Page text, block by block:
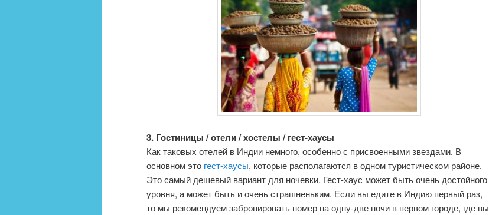
3. Гостиницы / отели / хостелы / гест-хаусы
Как таковых отелей в Индии немного, особенно с присвоенными звездами. В
основном это гест-хаусы, которые располагаются в одном туристическом районе.
Это самый дешевый вариант для ночевки. Гест-хаус может быть очень достойного
уровня, а может быть и очень страшненьким. Если вы едите в Индию первый раз,
то мы рекомендуем забронировать номер на одну-две ночи в первом городе, где вы